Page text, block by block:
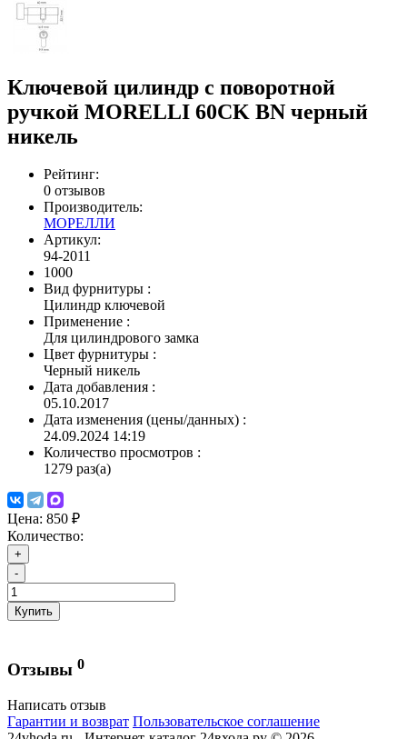
Ключевой цилиндр с поворотной
ручкой MORELLI 60CK BN черный
никель
Рейтинг:
0 отзывов
Производитель:
МОРЕЛЛИ
Артикул:
94-2011
1000
Вид фурнитуры :
Цилиндр ключевой
Применение :
Для цилиндрового замка
Цвет фурнитуры :
Черный никель
Дата добавления :
05.10.2017
Дата изменения (цены/данных) :
24.09.2024 14:19
Количество просмотров :
1279 раз(а)
Цена: 850 ₽
Количество:
+
-
Купить
Отзывы 0
Написать отзыв
Гарантии и возврат Пользовательское соглашение